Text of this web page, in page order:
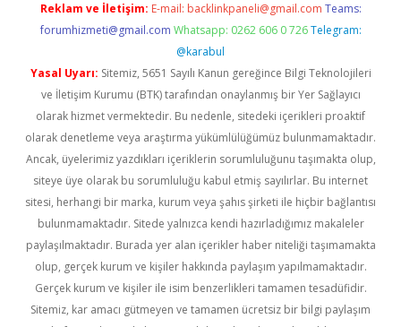
Reklam ve İletişim: E-mail: backlinkpaneli@gmail.com Teams:
forumhizmeti@gmail.com Whatsapp: 0262 606 0 726 Telegram:
@karabul
Yasal Uyarı: Sitemiz, 5651 Sayılı Kanun gereğince Bilgi Teknolojileri
ve İletişim Kurumu (BTK) tarafından onaylanmış bir Yer Sağlayıcı
olarak hizmet vermektedir. Bu nedenle, sitedeki içerikleri proaktif
olarak denetleme veya araştırma yükümlülüğümüz bulunmamaktadır.
Ancak, üyelerimiz yazdıkları içeriklerin sorumluluğunu taşımakta olup,
siteye üye olarak bu sorumluluğu kabul etmiş sayılırlar. Bu internet
sitesi, herhangi bir marka, kurum veya şahıs şirketi ile hiçbir bağlantısı
bulunmamaktadır. Sitede yalnızca kendi hazırladığımız makaleler
paylaşılmaktadır. Burada yer alan içerikler haber niteliği taşımamakta
olup, gerçek kurum ve kişiler hakkında paylaşım yapılmamaktadır.
Gerçek kurum ve kişiler ile isim benzerlikleri tamamen tesadüfidir.
Sitemiz, kar amacı gütmeyen ve tamamen ücretsiz bir bilgi paylaşım